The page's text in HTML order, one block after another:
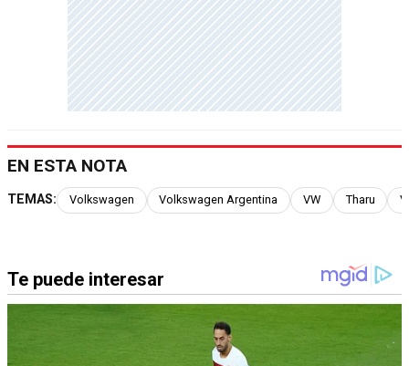
EN ESTA NOTA
TEMAS: Volkswagen Volkswagen Argentina VW Tharu